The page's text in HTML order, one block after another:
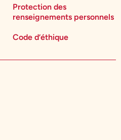
Protection des
renseignements personnels
Code d’éthique